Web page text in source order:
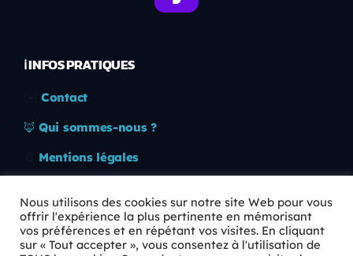
ℹ️ INFOS PRATIQUES
Contact
🦊 Qui sommes-nous ?
Mentions légales
🛡️ RGPD
Copyright © 2026 Animkids. Tous droits réservés.
Nous utilisons des cookies sur notre site Web pour vous
offrir l'expérience la plus pertinente en mémorisant
vos préférences et en répétant vos visites. En cliquant
sur « Tout accepter », vous consentez à l'utilisation de